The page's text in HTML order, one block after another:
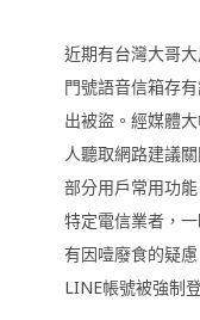
近期有台灣大哥
門號語音信箱存
出被盜。經媒體
人聽取網路建議
部分用戶常用功
特定電信業者，
有因噎廢食的疑
LINE帳號被強制